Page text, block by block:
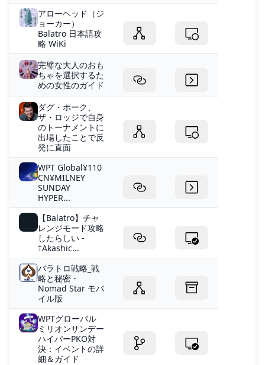
アローヘッド（ジ
ョーカー）
Balatro 日本語攻
略 WiKi
完璧な大人のおも
ちゃを選択するた
めの女性のガイド
ダグ・ポーク、
ザ・ロッジで自身
のトーナメントに
出場したことで反
発に直面
WPT Global¥110
CN¥MILNEY
SUNDAY
HYPER...
【Balatro】チャ
レンジモード攻略
したらしい -
†Akashic...
バラトロ戦略_戦
略と秘密 -
Nomad Star モバ
イル版
WPTグローバル
ミリオンサンデー
ハイパーPKO対
決：イベントの詳
細＆ガイド